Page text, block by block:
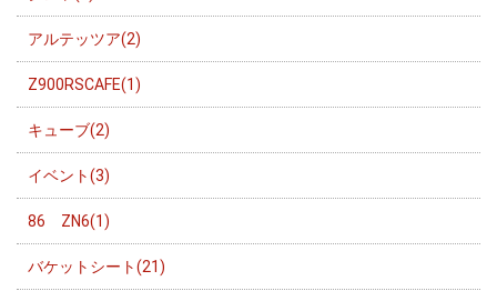
アルテッツア(2)
Z900RSCAFE(1)
キューブ(2)
イベント(3)
86 ZN6(1)
バケットシート(21)